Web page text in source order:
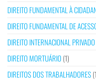
DIREITO FUNDAMENTAL À
DIREITO FUNDAMENTAL DE
DIREITO INTERNACIONAL PRIVADO
DIREITO MORTUÁRIO (1)
DIREITOS DOS TRABALHADORES